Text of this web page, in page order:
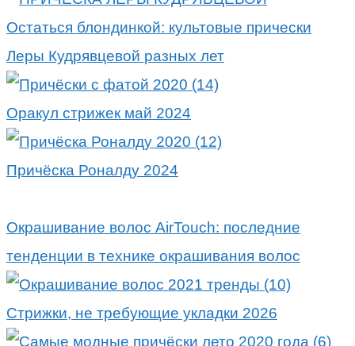
Остаться блондинкой: культовые прически
Леры Кудрявцевой разных лет
Оракул стрижек май 2024
Причёска Роналду 2024
Окрашивание волос AirTouch: последние
тенденции в технике окрашивания волос
Стрижки, не требующие укладки 2026